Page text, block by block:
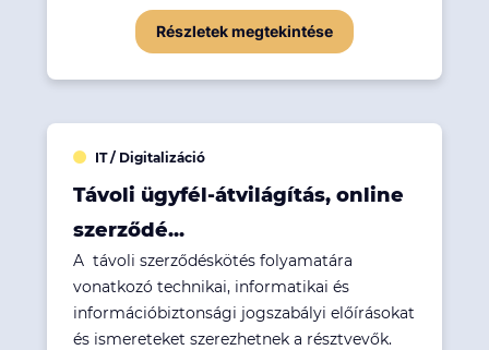
Részletek megtekintése
IT / Digitalizáció
Távoli ügyfél-átvilágítás, online
szerződé...
A távoli szerződéskötés folyamatára
vonatkozó technikai, informatikai és
információbiztonsági jogszabályi előírásokat
és ismereteket szerezhetnek a résztvevők.